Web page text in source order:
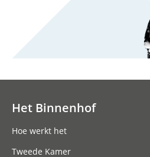
Het Binnenhof
Hoe werkt het
Tweede Kamer